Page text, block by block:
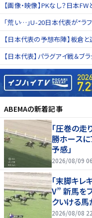
【画像・映像】PKなし？日本
「荒い…」U-20日本代表が“ラ
【日本代表の予想布陣】板倉
【日本代表】パラグアイ戦＆ブ
ABEMAの新着記事
「圧巻の走
勝ホースに
予感」
2026/08/09
「末脚キ
V” 新馬を
クいける馬
2026/08/08